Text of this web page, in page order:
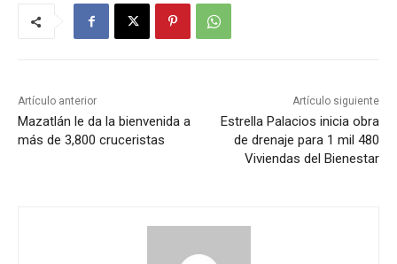
Artículo anterior
Mazatlán le da la bienvenida a
más de 3,800 cruceristas
Artículo siguiente
Estrella Palacios inicia obra
de drenaje para 1 mil 480
Viviendas del Bienestar